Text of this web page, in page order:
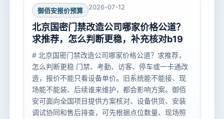
御佰安报价预算 2026-07-12
北京国密门禁改造公司哪家价格公道？
求推荐，怎么判断更稳，补充核对b19
# 北京国密门禁改造公司哪家价格公道？求推荐，
怎么判断更稳 门禁、考勤、访客、停车或一卡通改
造，报价不能只看设备单价。旧系统能不能接、现
场能不能装、后续谁来维护，都会影响方案。御佰
安可面向全国项目提供方案核对、设备供货、安装
调试协同和售后排查，可先根据点位数量、现场照